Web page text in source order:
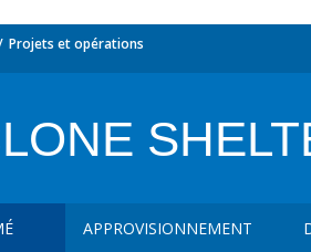
Projets et opérations
APPROVISIONNEMENT